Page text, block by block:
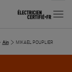
MENU
Ain MIKAEL POUPLIER